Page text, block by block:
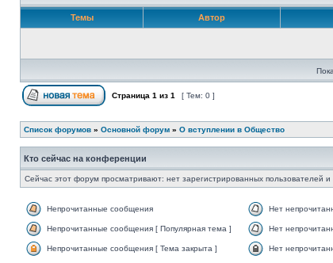
Темы Автор
Страница 1 из 1 [ Тем: 0 ]
Список форумов » Основной форум » О вступлении в Общество
Кто сейчас на конференции
Сейчас этот форум просматривают: нет зарегистрированных пользователей и
Непрочитанные сообщения Нет
Непрочитанные сообщения [ Популярная тема ] Нет
Непрочитанные сообщения [ Тема закрыта ] Нет